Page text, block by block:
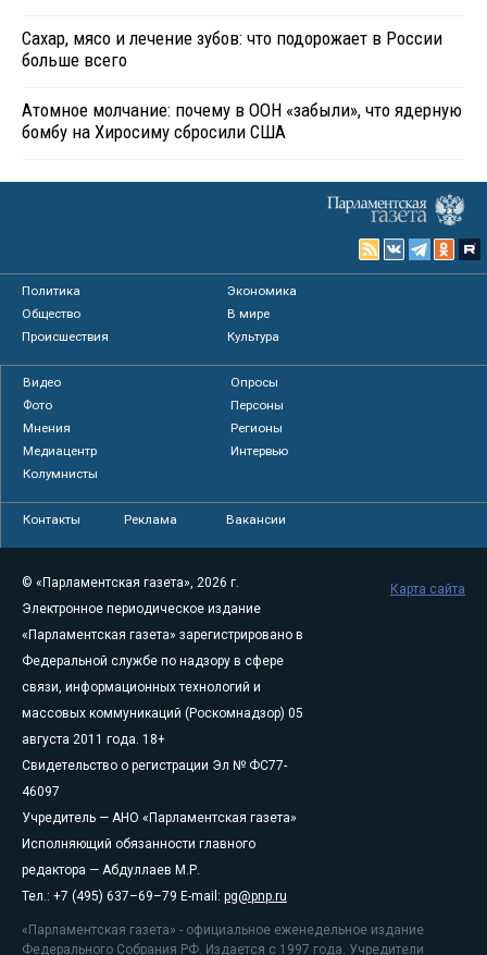
Сахар, мясо и лечение зубов: что подорожает в России
больше всего
Атомное молчание: почему в ООН «забыли», что ядерную
бомбу на Хиросиму сбросили США
Политика
Экономика
Общество
В мире
Происшествия
Культура
Видео
Опросы
Фото
Персоны
Мнения
Регионы
Медиацентр
Интервью
Колумнисты
Контакты Реклама Вакансии
© «Парламентская газета», 2026 г.
Электронное периодическое издание
«Парламентская газета» зарегистрировано в
Федеральной службе по надзору в сфере
связи, информационных технологий и
массовых коммуникаций (Роскомнадзор) 05
августа 2011 года. 18+
Свидетельство о регистрации Эл № ФС77-
46097
Учредитель — АНО «Парламентская газета»
Исполняющий обязанности главного
редактора — Абдуллаев М.Р.
Тел.: +7 (495) 637–69–79 E-mail: pg@pnp.ru
«Парламентская газета» - официальное еженедельное издание
Федерального Собрания РФ. Издается с 1997 года. Учредители
Карта сайта